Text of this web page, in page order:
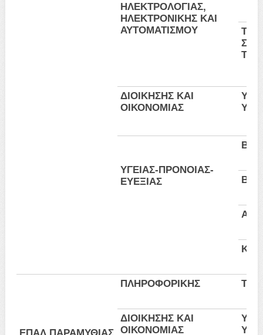
ΗΛΕΚΤΡΟΛΟΓΙΑΣ,
ΗΛΕΚΤΡΟΝΙΚΗΣ ΚΑΙ
ΑΥΤΟΜΑΤΙΣΜΟΥ
ΔΙΟΙΚΗΣΗΣ ΚΑΙ
ΟΙΚΟΝΟΜΙΑΣ
ΥΓΕΙΑΣ-ΠΡΟΝΟΙΑΣ-
ΕΥΕΞΙΑΣ
ΠΛΗΡΟΦΟΡΙΚΗΣ
ΔΙΟΙΚΗΣΗΣ ΚΑΙ
ΟΙΚΟΝΟΜΙΑΣ